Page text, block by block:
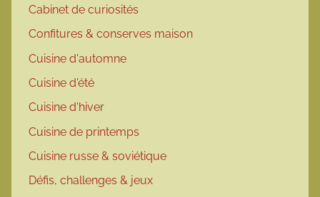
Cabinet de curiosités
Confitures & conserves maison
Cuisine d'automne
Cuisine d'été
Cuisine d'hiver
Cuisine de printemps
Cuisine russe & soviétique
Défis, challenges & jeux